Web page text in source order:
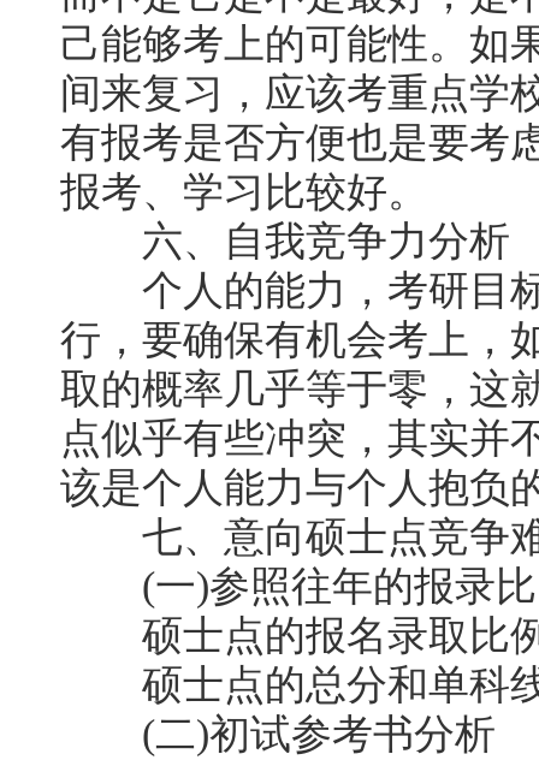
己能够考上的可能性。如
间来复习，应该考重点学
有报考是否方便也是要考
报考、学习比较好。
六、自我竞争力分析
个人的能力，考研目标
行，要确保有机会考上，
取的概率几乎等于零，这
点似乎有些冲突，其实并
该是个人能力与个人抱负
七、意向硕士点竞争
(一)参照往年的报录比
硕士点的报名录取比
硕士点的总分和单科
(二)初试参考书分析